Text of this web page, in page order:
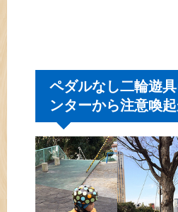
ペダルなし二輪遊
ンターから注意喚起